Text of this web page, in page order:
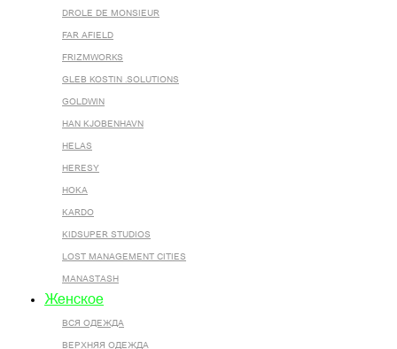
DROLE DE MONSIEUR
FAR AFIELD
FRIZMWORKS
GLEB KOSTIN .SOLUTIONS
GOLDWIN
HAN KJOBENHAVN
HELAS
HERESY
HOKA
KARDO
KIDSUPER STUDIOS
LOST MANAGEMENT CITIES
MANASTASH
Женское
ВСЯ ОДЕЖДА
ВЕРХНЯЯ ОДЕЖДА